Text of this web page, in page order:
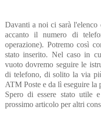
Davanti a noi ci sarà
accanto il numero di
operazione). Potremo così
stato inserito. Nel caso in
vuoto dovremo seguire le
di telefono, di solito la via
ATM Poste e da lì eseguire la
Spero di essere stato utile
prossimo articolo per altri